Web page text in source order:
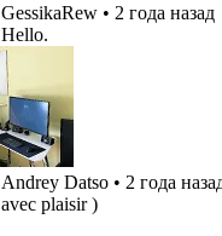
GessikaRew • 2 года назад
Hello.
Andrey Datso • 2 года
avec plaisir )